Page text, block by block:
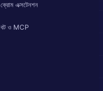
ক্রোম এক্সটেনশন
বট ও MCP